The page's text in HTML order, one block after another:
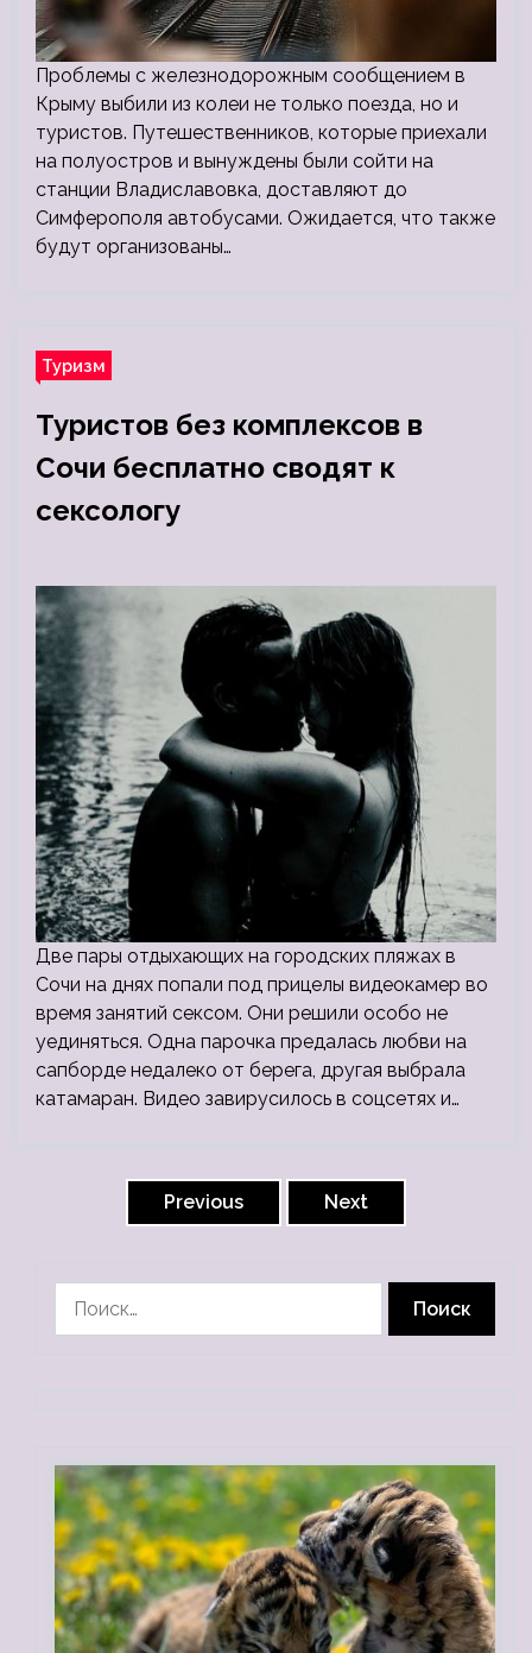
Проблемы с железнодорожным сообщением в
Крыму выбили из колеи не только поезда, но и
туристов. Путешественников, которые приехали
на полуостров и вынуждены были сойти на
станции Владиславовка, доставляют до
Симферополя автобусами. Ожидается, что также
будут организованы…
Туризм
Туристов без комплексов в
Сочи бесплатно сводят к
сексологу
Две пары отдыхающих на городских пляжах в
Сочи на днях попали под прицелы видеокамер во
время занятий сексом. Они решили особо не
уединяться. Одна парочка предалась любви на
сапборде недалеко от берега, другая выбрала
катамаран. Видео завирусилось в соцсетях и…
Previous Next